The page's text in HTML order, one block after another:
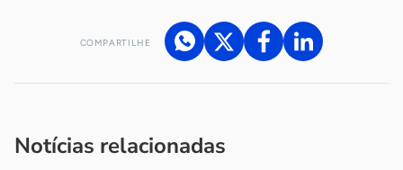
COMPARTILHE
Notícias relacionadas